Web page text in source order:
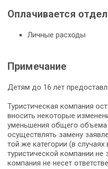
Оплачивается
Личные расходы
Примечание
Детям до 16 лет
Туристическая компания
вносить некоторые
уменьшения общего объема
осуществлять замену
той же категории (в
туристической компании не
компания не несет